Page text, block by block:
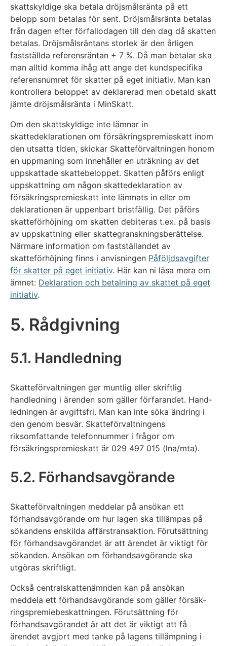
skattskyldige ska betala dröjsmålsränta på ett
belopp som betalas för sent. Dröjsmålsränta betalas
från dagen efter förfallodagen till den dag då skatten
betalas. Dröjsmålsräntans storlek är den årligen
fastställda referensräntan + 7 %. Då man betalar ska
man alltid komma ihåg att ange det kundspecifika
referensnumret för skatter på eget initiativ. Man kan
kontrollera beloppet av deklarerad men obetald skatt
jämte dröjsmålsränta i MinSkatt.
Om den skattskyldige inte lämnar in
skattedeklarationen om försäkringspremieskatt inom
den utsatta tiden, skickar Skatteförvaltningen honom
en uppmaning som innehåller en uträkning av det
uppskattade skattebeloppet. Skatten påförs enligt
uppskattning om någon skattedeklaration av
försäkringspremieskatt inte lämnats in eller om
deklarationen är uppenbart bristfällig. Det påförs
skatteförhöjning om skatten debiteras t.ex. på basis
av uppskattning eller skattegranskningsberättelse.
Närmare information om fastställandet av
skatteförhöjning finns i anvisningen Påföljdsavgifter
för skatter på eget initiativ. Här kan ni läsa mera om
ämnet: Deklaration och betalning av skattet på eget
initiativ.
5. Rådgivning
5.1. Handledning
Skatteförvaltningen ger muntlig eller skriftlig
handledning i ärenden som gäller förfarandet. Hand­
ledningen är avgiftsfri. Man kan inte söka ändring i
den genom besvär. Skatteförvaltningens
riksomfattande telefonnummer i frågor om
försäkringspremieskatt är 029 497 015 (lna/mta).
5.2. Förhandsavgörande
Skatteförvaltningen meddelar på ansökan ett
förhandsavgörande om hur lagen ska tillämpas på
sökandens enskilda affärstransaktion. Förutsättning
för förhandsavgörandet är att ärendet är viktigt för
sökanden. Ansökan om förhandsavgörande ska
utgöras skriftligt.
Också centralskattenämnden kan på ansökan
meddela ett förhandsavgörande som gäller försäk­
ringspremiebeskattningen. Förutsättning för
förhandsavgörandet är att det är viktigt att få
ärendet avgjort med tanke på lagens tillämpning i